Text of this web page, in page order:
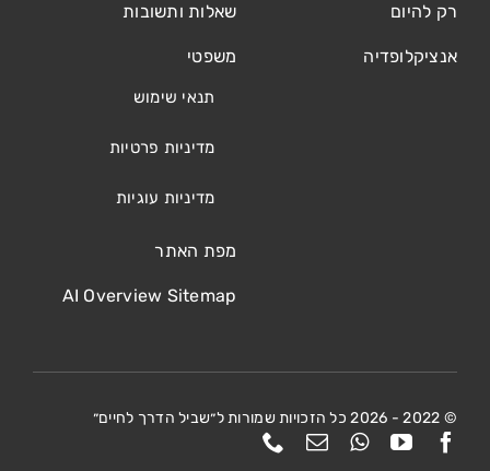
רק להיום
אנציקלופדיה
שאלות ותשובות
משפטי
תנאי שימוש
מדיניות פרטיות
מדיניות עוגיות
מפת האתר
AI Overview Sitemap
© 2022 - 2026 כל הזכויות שמורות ל״שביל הדרך לחיים״